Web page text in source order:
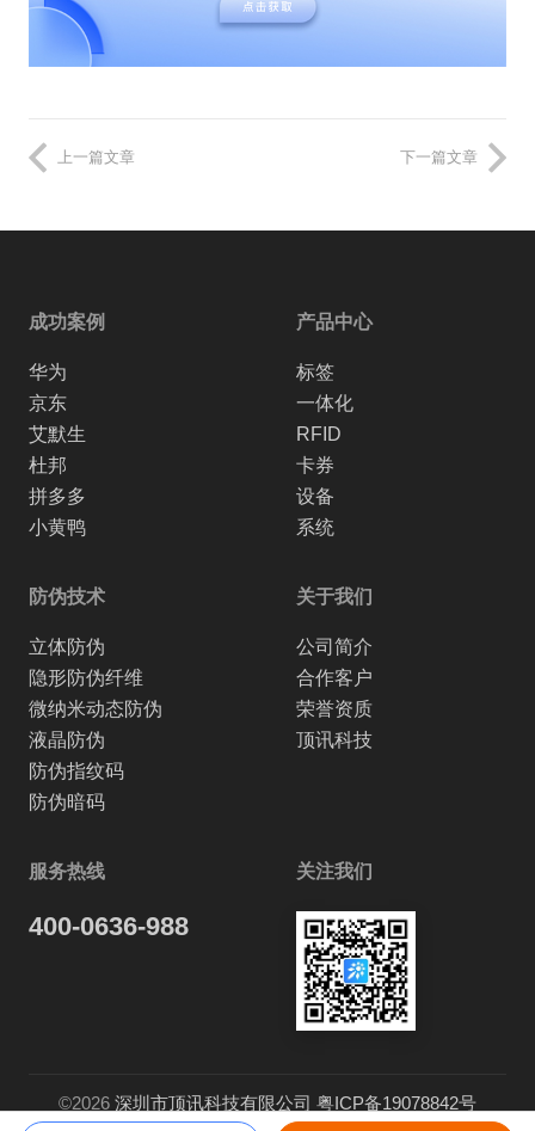
上一篇文章 下一篇文章
成功案例
华为
京东
艾默生
杜邦
拼多多
小黄鸭
产品中心
标签
一体化
RFID
卡券
设备
系统
防伪技术
立体防伪
隐形防伪纤维
微纳米动态防伪
液晶防伪
防伪指纹码
防伪暗码
关于我们
公司简介
合作客户
荣誉资质
顶讯科技
服务热线
400-0636-988
关注我们
©2026 深圳市顶讯科技有限公司 粤ICP备19078842号